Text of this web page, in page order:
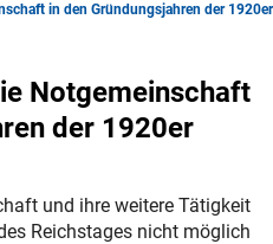
in den Gründungsjahren der 1920er
Notgemeinschaft
der 1920er
und ihre weitere Tätigkeit
Reichstages nicht möglich